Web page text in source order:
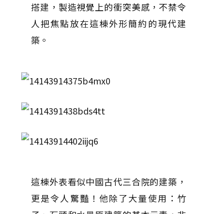
搭建，製造視覺上的衝突美感，不禁令
人把焦點放在這棟外形簡約的現代建
築。
這棟外表看似中國古代三合院的建築，
更是令人驚豔！他除了大量使用：竹